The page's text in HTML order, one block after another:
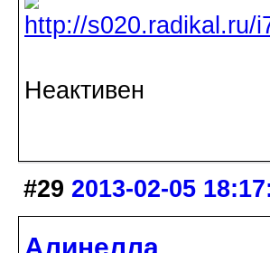
Неактивен
#29 2013-02-05
Алинелла